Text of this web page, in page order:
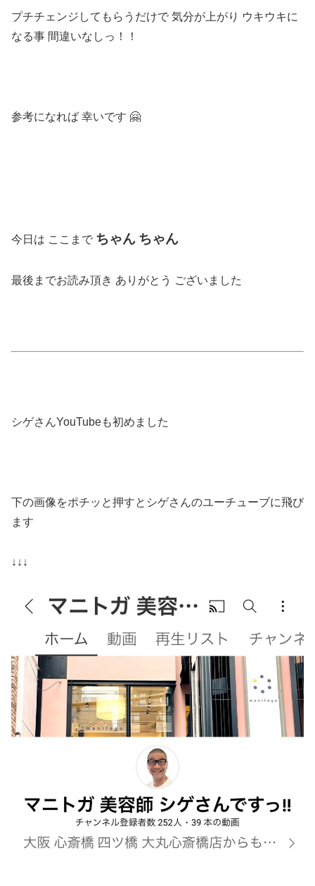
プチチェンジしてもらうだけで 気分が上がり ウキウキに
なる事 間違いなしっ！！
参考になれば 幸いです 🤗
今日は ここまで ちゃん ちゃん
最後までお読み頂き ありがとう ございました
シゲさんYouTubeも初めました
下の画像をポチッと押すとシゲさんのユーチューブに飛び
ます
↓↓↓